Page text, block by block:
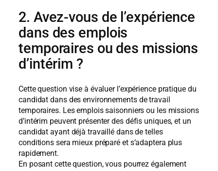
2. Avez-vous de l’expérience
dans des emplois
temporaires ou des missions
d’intérim ?
Cette question vise à évaluer l’expérience pratique du
candidat dans des environnements de travail
temporaires. Les emplois saisonniers ou les missions
d’intérim peuvent présenter des défis uniques, et un
candidat ayant déjà travaillé dans de telles
conditions sera mieux préparé et s’adaptera plus
rapidement.
En posant cette question, vous pourrez également